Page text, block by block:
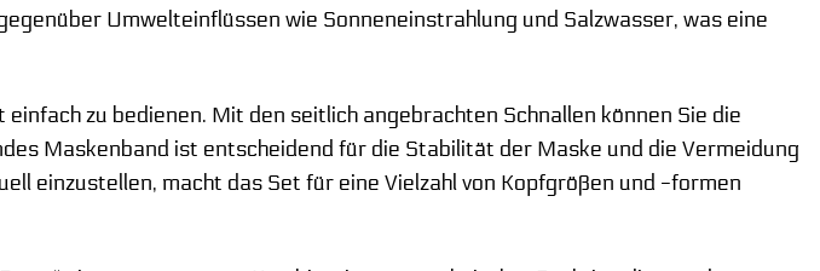
Umwelteinflüssen wie Sonneneinstrahlung und Salzwasser, was eine
zu bedienen. Mit den seitlich angebrachten Schnallen können Sie die
Maskenband ist entscheidend für die Stabilität der Maske und die Vermeidung
einzustellen, macht das Set für eine Vielzahl von Kopfgrößen und -formen